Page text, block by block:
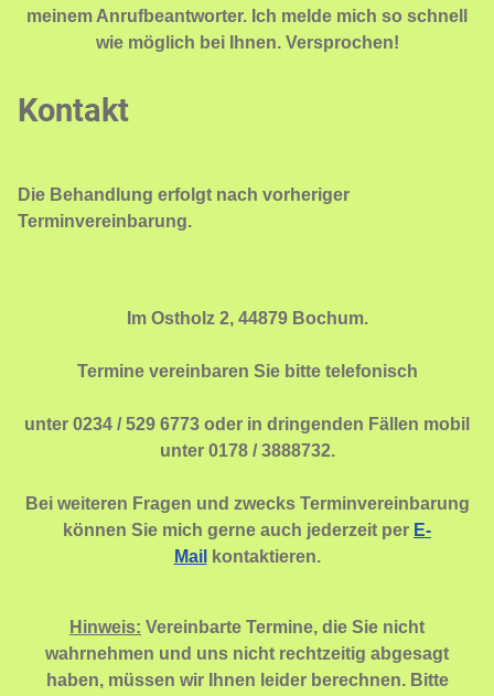
meinem Anrufbeantworter. Ich melde mich so schnell
wie möglich bei Ihnen. Versprochen!
Kontakt
Die Behandlung erfolgt nach vorheriger
Terminvereinbarung.
Im Ostholz 2, 44879 Bochum.
Termine vereinbaren Sie bitte telefonisch
unter 0234 / 529 6773 oder in dringenden Fällen mobil
unter 0178 / 3888732.
Bei weiteren Fragen und zwecks Terminvereinbarung
können Sie mich gerne auch jederzeit per E-
Mail
kontaktieren.
Hinweis: Vereinbarte Termine, die Sie nicht
wahrnehmen und uns nicht rechtzeitig abgesagt
haben, müssen wir Ihnen leider berechnen. Bitte